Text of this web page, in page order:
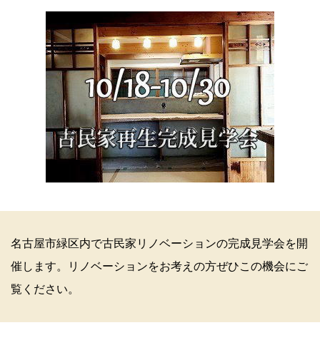
名古屋市緑区内で古民家リノベーションの完成見学会を開
催します。リノベーションをお考えの方ぜひこの機会にご
覧ください。